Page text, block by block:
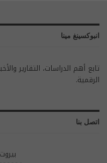
انبوكسينغ مينا
تابع أهم الدراسات، التقارير
الرقمية.
اتصل بنا